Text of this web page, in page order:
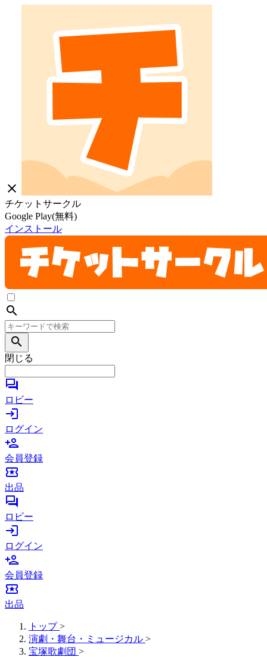
close
チケットサークル
Google Play(無料)
インストール
search
search
閉じる
forum
ロビー
login
ログイン
person_add
会員登録
local_activity
出品
forum
ロビー
login
ログイン
person_add
会員登録
local_activity
出品
トップ >
演劇・舞台・ミュージカル >
宝塚歌劇団 >